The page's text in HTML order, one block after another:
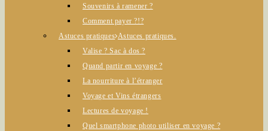
Souvenirs à ramener ?
Comment payer ?!?
Astuces pratiques Astuces pratiques.
Valise ? Sac à dos ?
Quand partir en voyage ?
La nourriture à l’étranger
Voyage et Vins étrangers
Lectures de voyage !
Quel smartphone photo utiliser en voyage ?